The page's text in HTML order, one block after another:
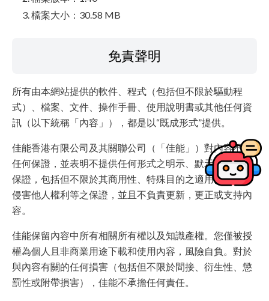
檔案大小：30.58 MB
免責聲明
所有由本網站提供的軟件、程式（包括但不限於驅動程
式）、檔案、文件、操作手冊、使用說明書或其他任何資
訊（以下統稱「內容」），都是以“既成形式”提供。
佳能香港有限公司及其關聯公司（「佳能」）對內容不作
任何保證，並表明不提供任何形式之明示、默示或隱含的
保證，包括但不限於其商用性、特殊目的之適用性及沒有
侵害他人權利等之保證，並且不負責更新，更正或支持內
容。
佳能保留內容中所有相關所有權以及知識產權。您僅被授
權為個人且非商業用途下載和使用內容，風險自負。對於
與內容有關的任何損害（包括但不限於間接、衍生性、懲
罰性或附帶損害），佳能不承擔任何責任。